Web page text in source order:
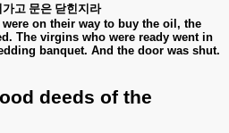
고 문은 닫힌지라
on their way to buy the oil, the
The virgins who were ready went in
banquet. And the door was shut.
deeds of the